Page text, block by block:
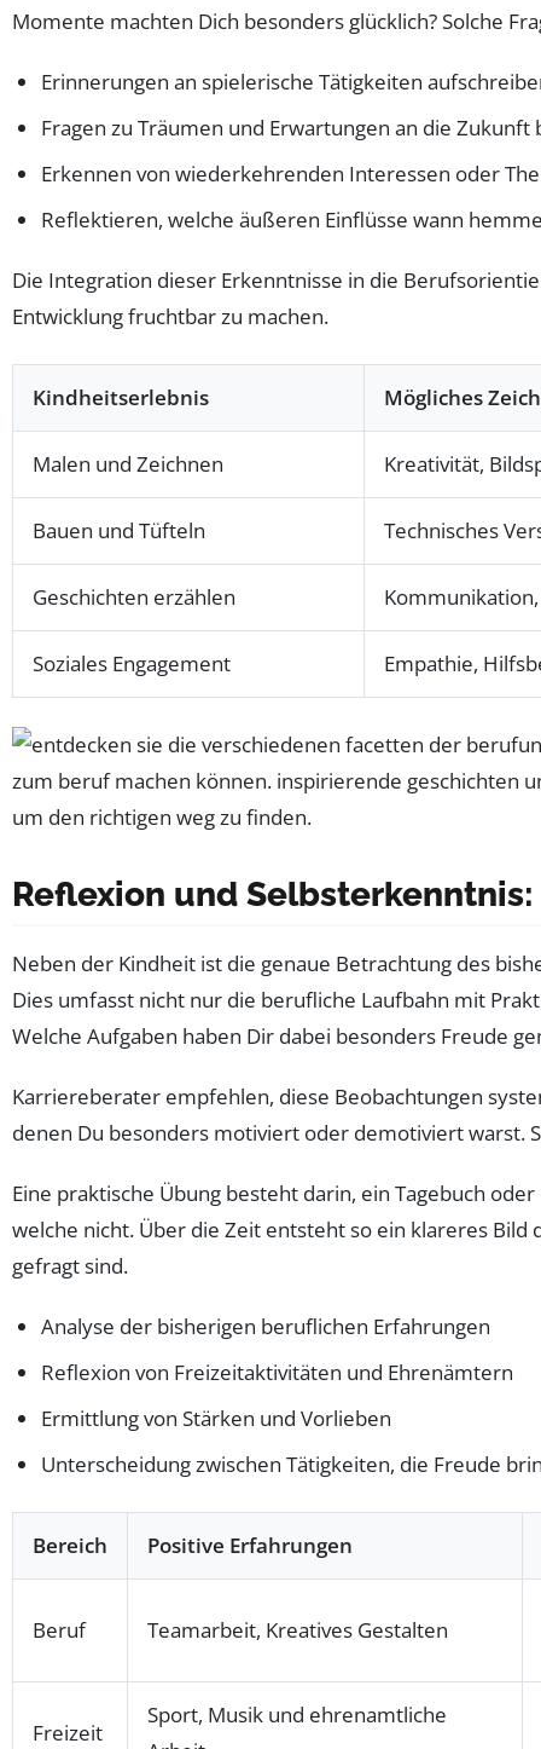
Momente machten Dich besonders glücklich? Solche
Erinnerungen an spielerische Tätigkeiten
Fragen zu Träumen und Erwartungen an die
Erkennen von wiederkehrenden Interessen oder
Reflektieren, welche äußeren Einflüsse wann
Die Integration dieser Erkenntnisse in die
Entwicklung fruchtbar zu machen.
Kindheitserlebnis Mögliches
Malen und Zeichnen Kreativität,
Bauen und Tüfteln Technisches
Geschichten erzählen
Soziales Engagement Empathie,
Reflexion und
Neben der Kindheit ist die genaue Betrachtung des
Dies umfasst nicht nur die berufliche Laufbahn mit
Welche Aufgaben haben Dir dabei besonders Freude
Karriereberater empfehlen, diese Beobachtungen
denen Du besonders motiviert oder demotiviert warst.
Eine praktische Übung besteht darin, ein Tagebuch
welche nicht. Über die Zeit entsteht so ein klareres
gefragt sind.
Analyse der bisherigen beruflichen Erfahrungen
Reflexion von Freizeitaktivitäten und Ehrenämtern
Ermittlung von Stärken und Vorlieben
Unterscheidung zwischen Tätigkeiten, die Freude
Bereich Positive Erfahrungen
Beruf Teamarbeit, Kreatives Gestalten
Freizeit
Sport, Musik und ehrenamtliche